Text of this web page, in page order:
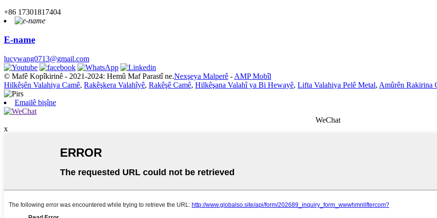
+86 17301817404
E-name
lucywang0713@gmail.com
© Mafê Kopîkirinê - 2021-2024: Hemû Maf Parastî ne.Nexşeya Malperê - AMP Mobîl
Hilkêşên Valahiya Camê, Rakêşkera Valahîyê, Rakêşê Camê, Hilkêşana Valahî ya Bi Hewayê, Lifta Valahiya Pelê Metal, Amûrên Rakirina
Emailê bişîne
WeChat
x